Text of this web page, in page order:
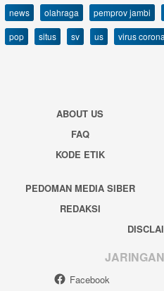
news
olahraga pemprov jambi
pop
situs sv us virus corona
ABOUT US
FAQ
KODE ETIK
PEDOMAN MEDIA SIBER
REDAKSI
Facebook